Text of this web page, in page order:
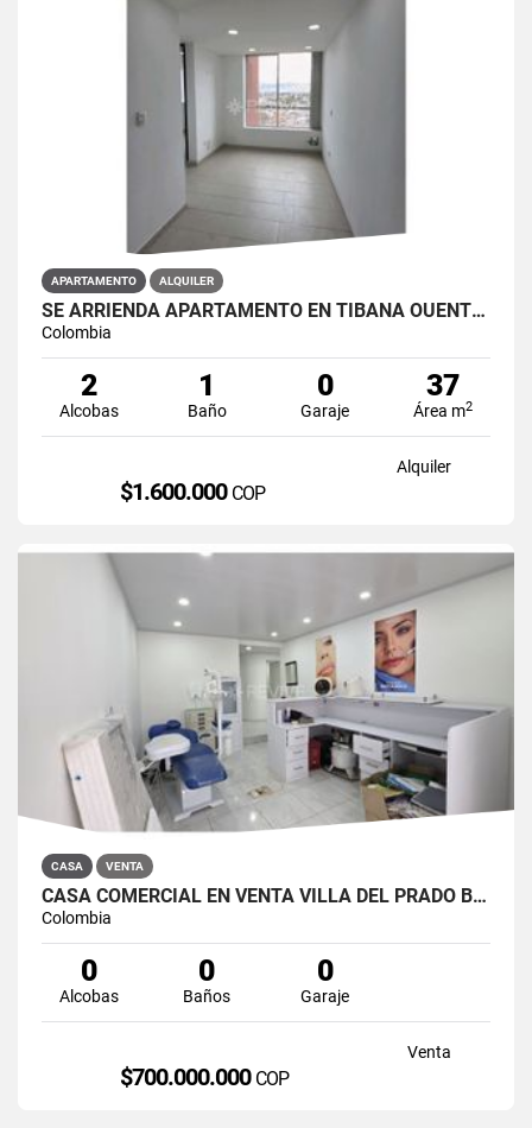
APARTAMENTO ALQUILER
SE ARRIENDA APARTAMENTO EN TIBANA OUENTE ARANDA CONJUNTO OPORTO
Colombia
2
Alcobas
1
Baño
0
Garaje
37
Área m2
Alquiler
$1.600.000 COP
CASA VENTA
CASA COMERCIAL EN VENTA VILLA DEL PRADO BOGOTÁ NORTE
Colombia
0
Alcobas
0
Baños
0
Garaje
Venta
$700.000.000 COP